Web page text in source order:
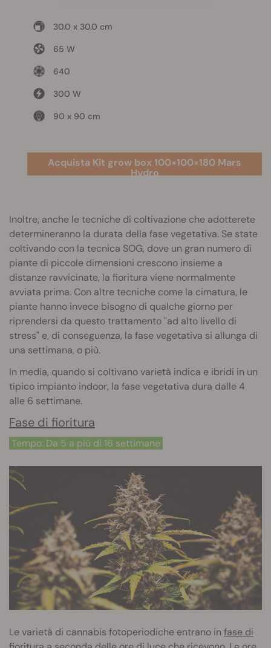
30.0 x 30.0 cm
65 W
640
300 W
90 x 90 cm
Acquista Kit grow box 100×100×180 Mars
Hydro
Inoltre, anche le tecniche di coltivazione che adotterete
determineranno la durata della fase vegetativa. Se state
coltivando con la tecnica SOG, dove un gran numero di
piante di piccole dimensioni crescono insieme a
distanze ravvicinate, la fioritura viene normalmente
avviata prima. Con altre tecniche come la cimatura, le
piante hanno invece bisogno di qualche giorno per
riprendersi da questo trattamento "ad alto livello di
stress" e, di conseguenza, la fase vegetativa si allunga di
una settimana, o più.
In media, quando si coltivano varietà indica e ibridi in un
tipico impianto indoor, la fase vegetativa dura dalle 4
alle 6 settimane.
Fase di fioritura
Tempo: Da 5 a più di 16 settimane
Le varietà di cannabis fotoperiodiche entrano in fase di